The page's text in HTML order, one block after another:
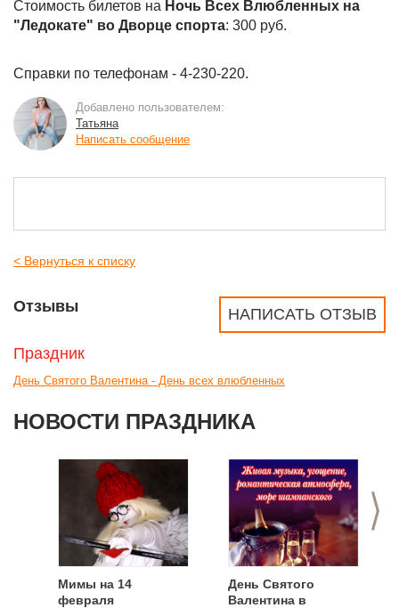
Стоимость билетов на Ночь Всех Влюбленных на
"Ледокате" во Дворце спорта: 300 руб.
Справки по телефонам - 4-230-220.
Добавлено пользователем:
Татьяна
Написать сообщение
< Вернуться к списку
НАПИСАТЬ ОТЗЫВ
Отзывы
Праздник
День Святого Валентина - День всех влюбленных
НОВОСТИ ПРАЗДНИКА
>
Мимы на 14
февраля
День Святого
Валентина в